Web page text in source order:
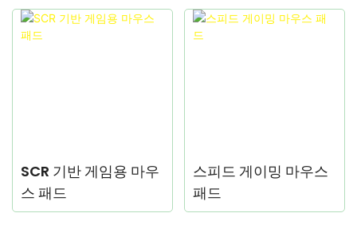
SCR 기반 게임용 마우
스 패드
스피드 게이밍 마우스
패드